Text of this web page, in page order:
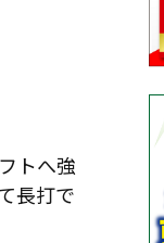
トへ強
長打で